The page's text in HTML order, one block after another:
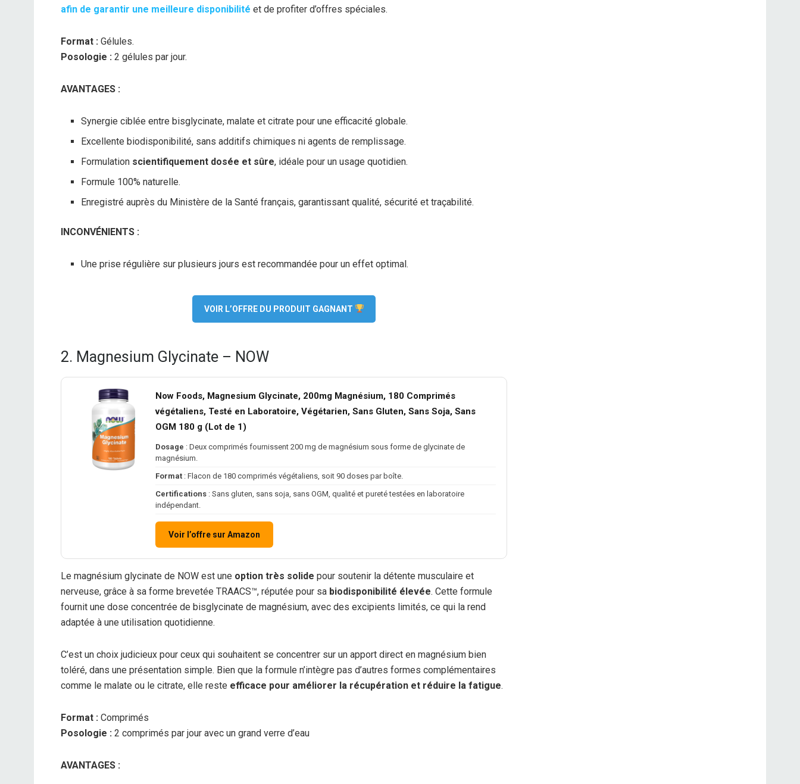
afin de garantir une meilleure disponibilité et de profiter d’offres spéciales.
Format : Gélules.
Posologie : 2 gélules par jour.
AVANTAGES :
Synergie ciblée entre bisglycinate, malate et citrate pour une efficacité globale.
Excellente biodisponibilité, sans additifs chimiques ni agents de remplissage.
Formulation scientifiquement dosée et sûre, idéale pour un usage quotidien.
Formule 100% naturelle.
Enregistré auprès du Ministère de la Santé français, garantissant qualité, sécurité et traçabilité.
INCONVÉNIENTS :
Une prise régulière sur plusieurs jours est recommandée pour un effet optimal.
VOIR L’OFFRE DU PRODUIT GAGNANT
2. Magnesium Glycinate – NOW
Now Foods, Magnesium Glycinate, 200mg Magnésium, 180 Comprimés
végétaliens, Testé en Laboratoire, Végétarien, Sans Gluten, Sans Soja, Sans
OGM 180 g (Lot de 1)
Dosage : Deux comprimés fournissent 200 mg de magnésium sous forme de glycinate de
magnésium.
Format : Flacon de 180 comprimés végétaliens, soit 90 doses par boîte.
Certifications : Sans gluten, sans soja, sans OGM, qualité et pureté testées en laboratoire
indépendant.
Voir l’offre sur Amazon
Le magnésium glycinate de NOW est une option très solide pour soutenir la détente musculaire et
nerveuse, grâce à sa forme brevetée TRAACS™, réputée pour sa biodisponibilité élevée. Cette formule
fournit une dose concentrée de bisglycinate de magnésium, avec des excipients limités, ce qui la rend
adaptée à une utilisation quotidienne.
C’est un choix judicieux pour ceux qui souhaitent se concentrer sur un apport direct en magnésium bien
toléré, dans une présentation simple. Bien que la formule n’intègre pas d’autres formes complémentaires
comme le malate ou le citrate, elle reste efficace pour améliorer la récupération et réduire la fatigue.
Format : Comprimés
Posologie : 2 comprimés par jour avec un grand verre d’eau
AVANTAGES :